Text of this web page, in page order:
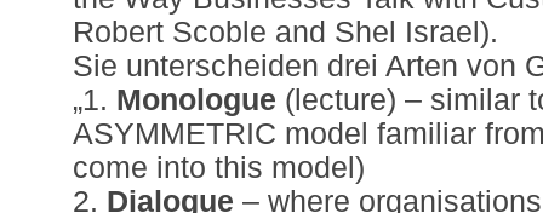
Robert Scoble and Shel Israel).
Sie unterscheiden drei Arten von
„1. Monologue (lecture) – similar
ASYMMETRIC model familiar
come into this model)
2. Dialogue – where